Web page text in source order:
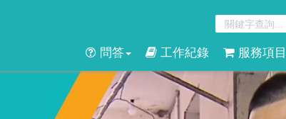
問答 工作紀錄 服務項目